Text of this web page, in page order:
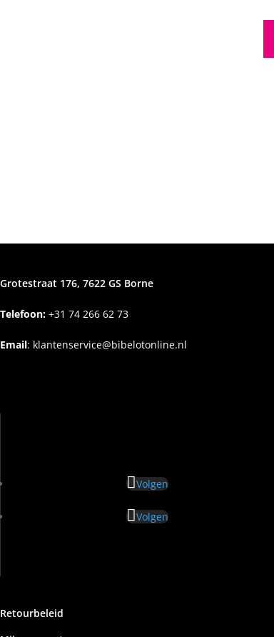
Grotestraat 176, 7622 GS Borne
Telefoon: +31 74 266 62 73
Email: klantenservice@bibelotonline.nl
Volgen
Volgen
Retourbeleid